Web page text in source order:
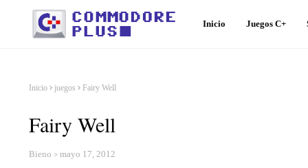
Inicio Juegos C+
Inicio juegos Fairy Well
Fairy Well
Bieno mayo 17, 2012